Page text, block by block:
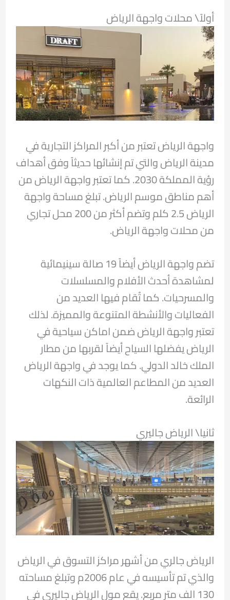
أولاً\ محلات واجهة الرياض
واجهة الرياض تعتبر من أكبر المراكز التجارية في
مدينة الرياض والتي تم إنشائها حديثاً وفق أهداف
رؤية المملكة 2030. كما تعتبر واجهة الرياض من
أهم مناطق موسم الرياض. تبلغ مساحة واجهة
الرياض 2.5 كلم وتضم أكثر من 200 محل تجاري
من محلات واجهة الرياض.
تضم واجهة الرياض أيضاً 19 صالة سينيمائية
لمشاهدة أحدث الأفلام والمسلسلات
والمسرحيات. كما تُقام فيها العديد من
الفعاليات والأنشطة المتنوعة والمميزة. لذلك
تعتبر واجهة الرياض ضمن اماكن سياحية في
الرياض يفضلها السياح أيضاً لقربها من مطار
الملك خالد الدولي. كما يوجد في واجهة الرياض
العديد من المطاعم العالمية ذات النكهات
الرائعة.
ثانيا\ الرياض جاليري
الرياض جالري من أشهر مراكز التسوق في الرياض
والذي تم تأسيسه في عام 2006م وتبلغ مساحته
130 الف متر مربع. يقع مول الرياض جاليري في